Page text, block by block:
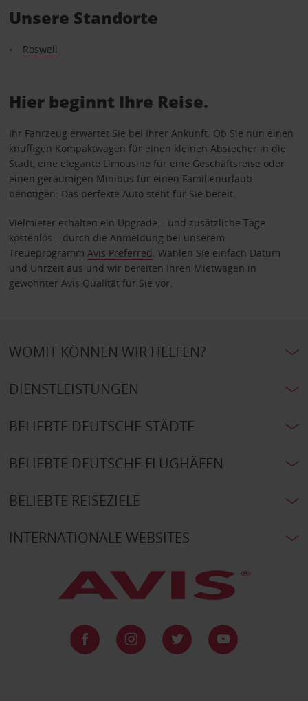
Unsere Standorte
Roswell
Hier beginnt Ihre Reise.
Ihr Fahrzeug erwartet Sie bei Ihrer Ankunft. Ob Sie nun einen
knuffigen Kompaktwagen für einen kleinen Abstecher in die
Stadt, eine elegante Limousine für eine Geschäftsreise oder
einen geräumigen Minibus für einen Familienurlaub
benötigen: Das perfekte Auto steht für Sie bereit.
Vielmieter erhalten ein Upgrade – und zusätzliche Tage
kostenlos – durch die Anmeldung bei unserem
Treueprogramm Avis Preferred . Wählen Sie einfach Datum
und Uhrzeit aus und wir bereiten Ihren Mietwagen in
gewohnter Avis Qualität für Sie vor.
WOMIT KÖNNEN WIR HELFEN?
DIENSTLEISTUNGEN
BELIEBTE DEUTSCHE STÄDTE
BELIEBTE DEUTSCHE FLUGHÄFEN
BELIEBTE REISEZIELE
INTERNATIONALE WEBSITES